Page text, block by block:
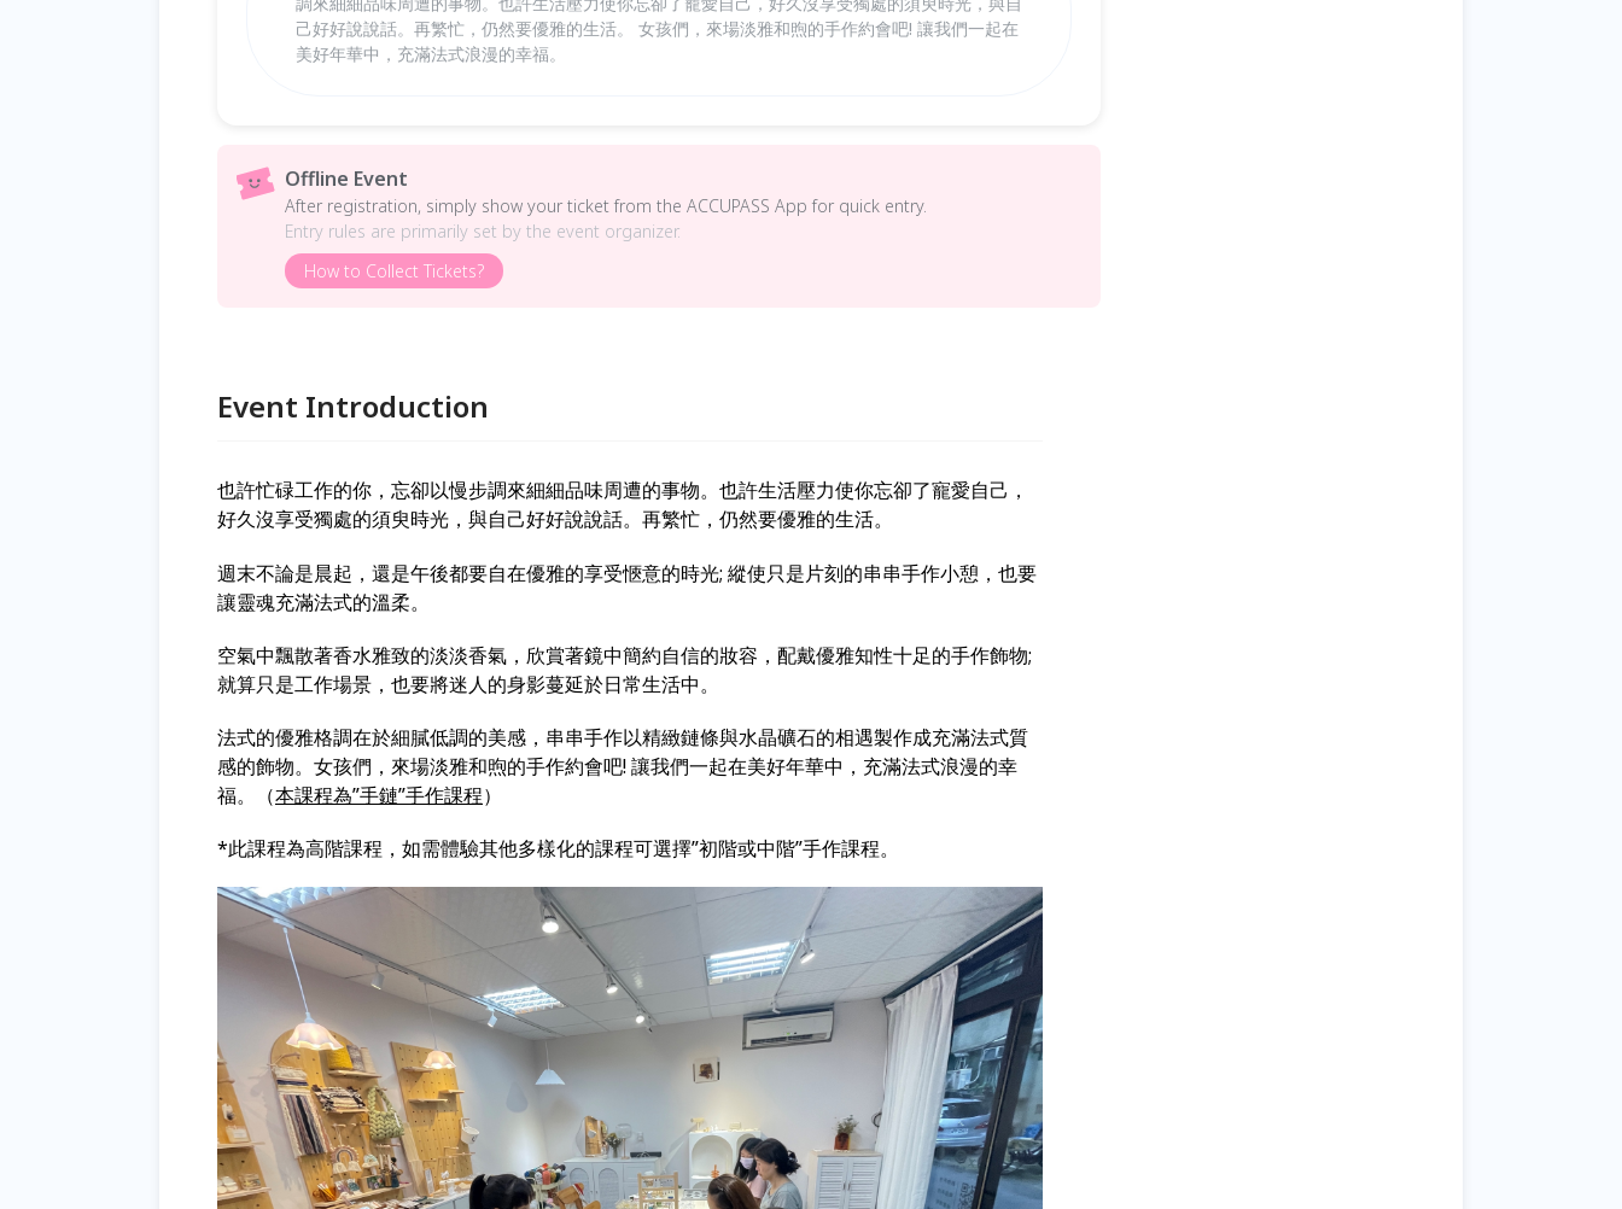
己好好說說話。再繁忙，仍然要優雅的生活。 女孩們，來場淡雅和煦的手作約會吧! 讓我們一起在
美好年華中，充滿法式浪漫的幸福。
Offline Event
After registration, simply show your ticket from the ACCUPASS App for quick entry.
Entry rules are primarily set by the event organizer.
How to Collect Tickets?
Event Introduction
也許忙碌工作的你，忘卻以慢步調來細細品味周遭的事物。也許生活壓力使你忘卻了寵愛自己，
好久沒享受獨處的須臾時光，與自己好好說說話。再繁忙，仍然要優雅的生活。
週末不論是晨起，還是午後都要自在優雅的享受愜意的時光; 縱使只是片刻的串串手作小憩，也要
讓靈魂充滿法式的溫柔。
空氣中飄散著香水雅致的淡淡香氣，欣賞著鏡中簡約自信的妝容，配戴優雅知性十足的手作飾物;
就算只是工作場景，也要將迷人的身影蔓延於日常生活中。
法式的優雅格調在於細膩低調的美感，串串手作以精緻鏈條與水晶礦石的相遇製作成充滿法式質
感的飾物。女孩們，來場淡雅和煦的手作約會吧! 讓我們一起在美好年華中，充滿法式浪漫的幸
福。（本課程為”手鏈”手作課程）
*此課程為高階課程，如需體驗其他多樣化的課程可選擇”初階或中階”手作課程。